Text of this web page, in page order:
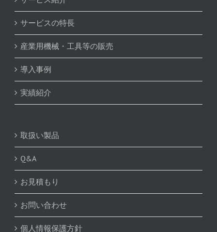
サービスの特長
産業用機械・工具等の販売
導入事例
実績紹介
取扱い製品
Q&A
お見積もり
お問い合わせ
個人情報保護方針